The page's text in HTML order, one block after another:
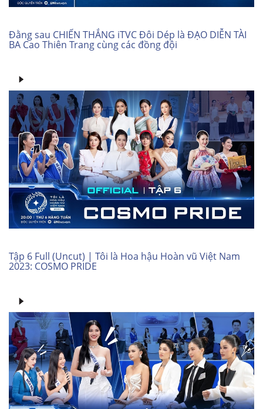
Đằng sau CHIẾN THẮNG iTVC Đôi Dép là ĐẠO DIỄN TÀI
BA Cao Thiên Trang cùng các đồng đội
Tập 6 Full (Uncut) | Tôi là Hoa hậu Hoàn vũ Việt Nam
2023: COSMO PRIDE